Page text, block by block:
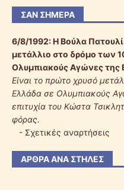
ΣΑΝ ΣΉΜΕΡΑ
6/8/1992:Η Βούλα
μετάλλιο στο δρόμο των
Ολυμπιακούς Αγώνες της
Είναι το πρώτο χρυσό
Ελλάδα σε Ολυμπιακούς
επιτυχία του Κώστα
φόρας.
- Σχετικές αναρτήσεις
ΆΡΘΡΑ ΑΝΆ ΣΤΉΛΕΣ